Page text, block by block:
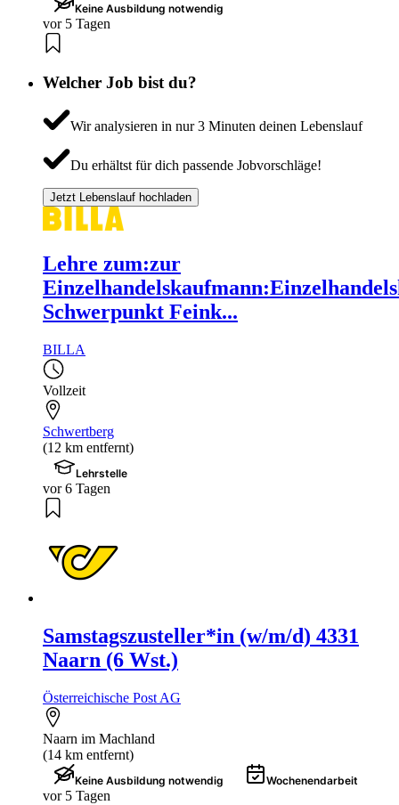
Keine Ausbildung notwendig
vor 5 Tagen
Welcher Job bist du?
Wir analysieren in nur 3 Minuten deinen Lebenslauf
Du erhältst für dich passende Jobvorschläge!
Jetzt Lebenslauf hochladen
Lehre zum:zur
Schwerpunkt Feink...
BILLA
Vollzeit
Schwertberg
(12 km entfernt)
Lehrstelle
vor 6 Tagen
Samstagszusteller*in (w/m/d) 4331
Naarn (6 Wst.)
Österreichische Post AG
Naarn im Machland
(14 km entfernt)
Keine Ausbildung notwendig Wochenendarbeit
vor 5 Tagen